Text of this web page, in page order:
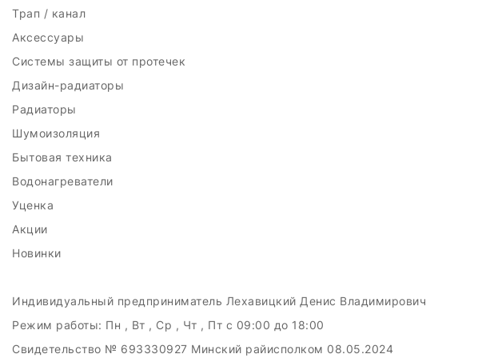
Трап / канал
Аксессуары
Системы защиты от протечек
Дизайн-радиаторы
Радиаторы
Шумоизоляция
Бытовая техника
Водонагреватели
Уценка
Акции
Новинки
Индивидуальный предприниматель Лехавицкий Денис Владимирович
Режим работы: Пн , Вт , Ср , Чт , Пт c 09:00 до 18:00
Свидетельство № 693330927 Минский райисполком 08.05.2024